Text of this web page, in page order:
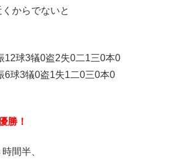
からでないと
12球3犠0盗2失0二1三0本0
6球3犠0盗1失1二0三0本0
勝！
間半、